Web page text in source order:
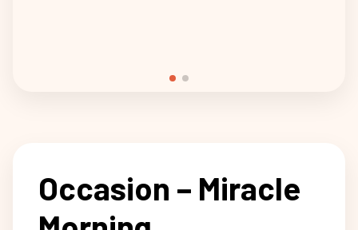
Occasion – Miracle